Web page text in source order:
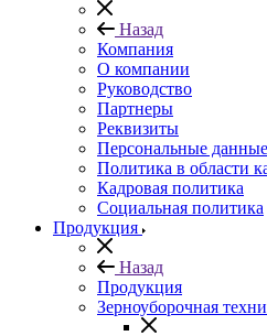
Назад
Компания
О компании
Руководство
Партнеры
Реквизиты
Персональные данные
Политика в области
Кадровая политика
Социальная политика
Продукция
Назад
Продукция
Зерноуборочная